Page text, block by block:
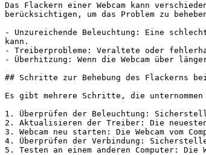
Das Flackern einer Webcam kann
berücksichtigen, um das Problem zu
- Unzureichende Beleuchtung: Eine
kann.
- Treiberprobleme: Veraltete oder
- Überhitzung: Wenn die Webcam über
## Schritte zur Behebung des Flackerns bei
Es gibt mehrere Schritte, die unternommen
1. Überprüfen der Beleuchtung:
2. Aktualisieren der Treiber: Die
3. Webcam neu starten: Die Webcam vom
4. Überprüfen der Verbindung:
5. Testen an einem anderen Computer: